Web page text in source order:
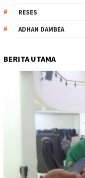
RESES
ADHAN DAMBEA
BERITA UTAMA